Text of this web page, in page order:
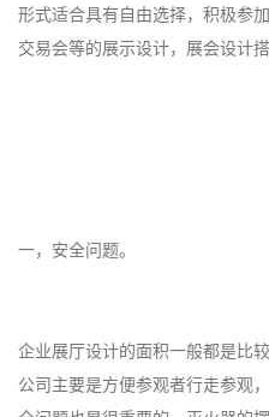
形式适合具有自由选择，积极参
交易会等的展示设计，展会设计搭
一，安全问题。
企业展厅设计的面积一般都是比
公司主要是方便参观者行走参观